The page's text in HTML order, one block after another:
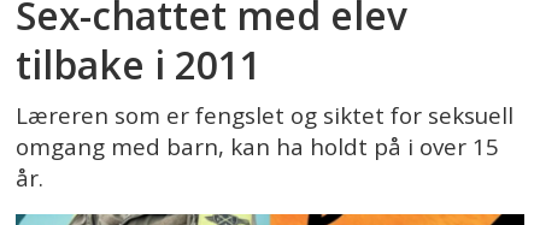
Sex-chattet med elev
tilbake i 2011
Læreren som er fengslet og siktet for seksuell
omgang med barn, kan ha holdt på i over 15
år.